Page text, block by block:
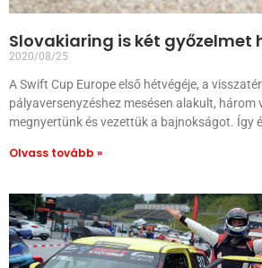
Slovakiaring is két győzelmet
2020/08/25
A Swift Cup Europe első hétvégéje, a
pályaversenyzéshez mesésen alakult, három
megnyertünk és vezettük a bajnokságot. Így
Olvass tovább »